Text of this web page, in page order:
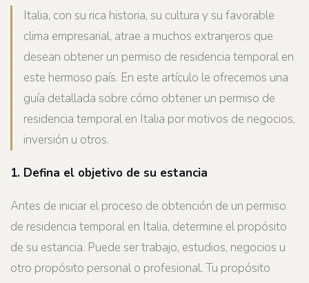
Italia, con su rica historia, su cultura y su favorable
clima empresarial, atrae a muchos extranjeros que
desean obtener un permiso de residencia temporal en
este hermoso país. En este artículo le ofrecemos una
guía detallada sobre cómo obtener un permiso de
residencia temporal en Italia por motivos de negocios,
inversión u otros.
1. Defina el objetivo de su estancia
Antes de iniciar el proceso de obtención de un permiso
de residencia temporal en Italia, determine el propósito
de su estancia. Puede ser trabajo, estudios, negocios u
otro propósito personal o profesional. Tu propósito